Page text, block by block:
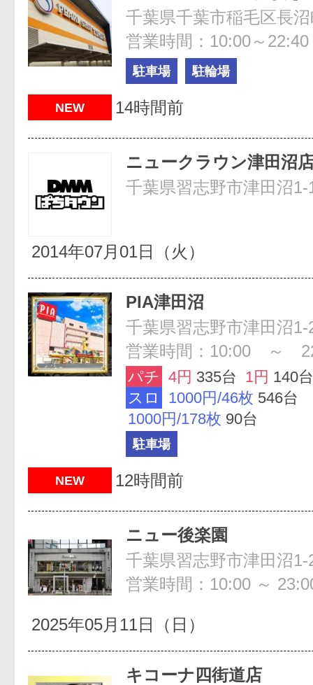
千葉県千葉市稲毛区長
営業時間：10:00～22:40
駐車場 駐輪場
NEW 14時間前
ニュークラウン津田沼
千葉県習志野市津田沼1-
2014年07月01日（火）
PIA津田沼
千葉県習志野市津田沼1-
営業時間：10:00 ～
パチ 4円 335台 1円 140台
スロ
1000円/46枚 546台
1000円/178枚 90台
駐車場
NEW 12時間前
ニュー後楽園
千葉県習志野市津田沼1-
営業時間：10:00 ～
2025年05月11日（日）
キコーナ四街道店